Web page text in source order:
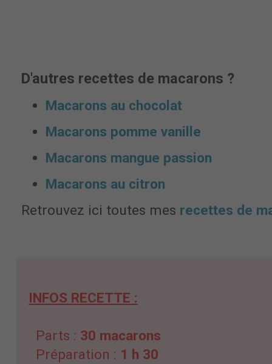
D'autres recettes de macarons ?
Macarons au chocolat
Macarons pomme vanille
Macarons mangue passion
Macarons au citron
Retrouvez ici toutes mes recettes de
INFOS RECETTE :
Parts : 30 macarons
Préparation : 1 h 30